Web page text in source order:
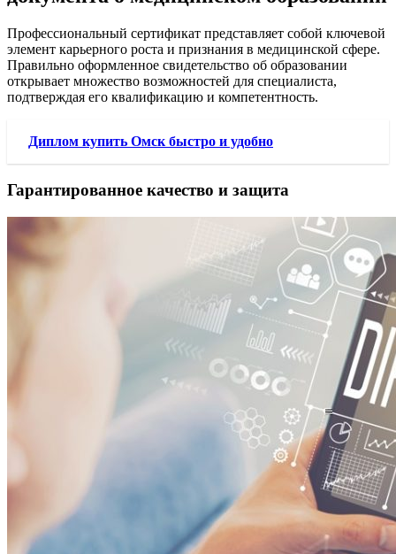
Профессиональный сертификат представляет собой ключевой
элемент карьерного роста и признания в медицинской сфере.
Правильно оформленное свидетельство об образовании
открывает множество возможностей для специалиста,
подтверждая его квалификацию и компетентность.
Диплом купить Омск быстро и удобно
Гарантированное качество и защита